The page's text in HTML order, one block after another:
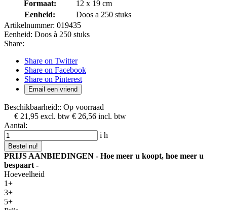
Formaat:
12 x 19 cm
Eenheid:
Doos a 250 stuks
Artikelnummer: 019435
Eenheid: Doos à 250 stuks
Share:
Share on Twitter
Share on Facebook
Share on Pinterest
Email een vriend
Beschikbaarheid:: Op voorraad
€ 21,95 excl. btw € 26,56 incl. btw
Aantal:
i h
Bestel nu!
PRIJS AANBIEDINGEN - Hoe meer u koopt, hoe meer u
bespaart -
Hoeveelheid
1+
3+
5+